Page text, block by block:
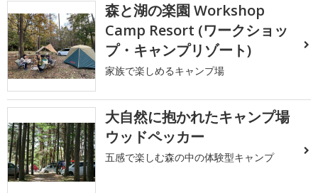
森と湖の楽園 Workshop
Camp Resort (ワークショッ
プ・キャンプリゾート)
家族で楽しめるキャンプ場
大自然に抱かれたキャンプ場
ウッドペッカー
五感で楽しむ森の中の体験型キャンプ